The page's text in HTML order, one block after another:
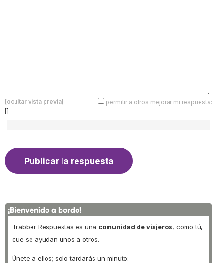
[ocultar vista previa]
permitir a otros mejorar mi respuesta:
[]
¡Bienvenido a bordo!
Trabber Respuestas es una comunidad de viajeros, como tú,
que se ayudan unos a otros.
Únete a ellos; solo tardarás un minuto: